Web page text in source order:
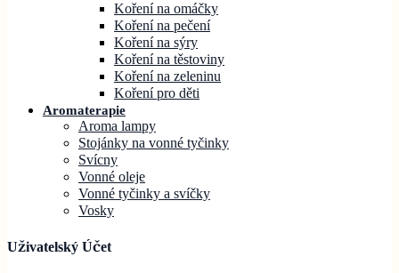
Koření na omáčky
Koření na pečení
Koření na sýry
Koření na těstoviny
Koření na zeleninu
Koření pro děti
Aromaterapie
Aroma lampy
Stojánky na vonné tyčinky
Svícny
Vonné oleje
Vonné tyčinky a svíčky
Vosky
Uživatelský Účet